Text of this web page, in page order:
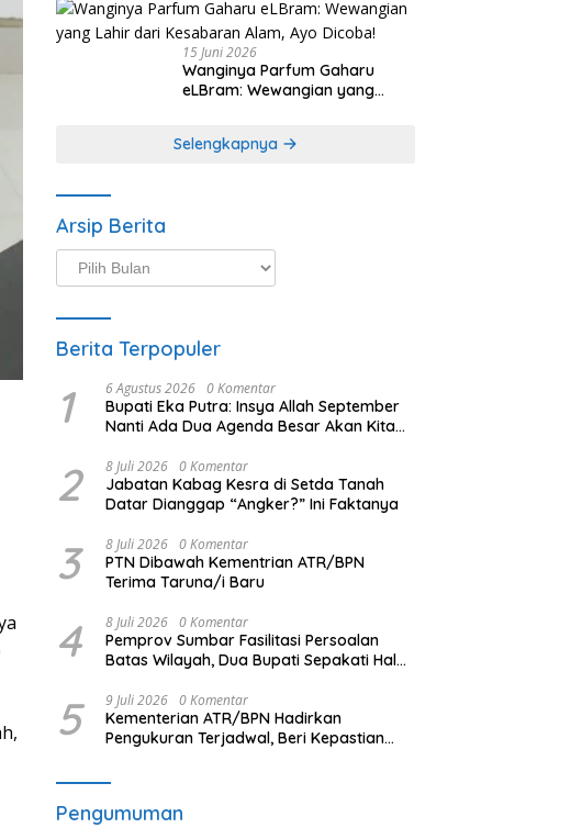
Minangkabau
15 Juni 2026
Wanginya Parfum Gaharu
eLBram: Wewangian yang
Selengkapnya
Arsip Berita
Arsip
Berita
Berita Terpopuler
1 6 Agustus 2026 0 Komentar
Bupati Eka Putra: Insya Allah September
Nanti Ada Dua Agenda Besar Akan Kita
2 8 Juli 2026 0 Komentar
Jabatan Kabag Kesra di Setda Tanah
Datar Dianggap “Angker?” Ini Faktanya
3 8 Juli 2026 0 Komentar
PTN Dibawah Kementrian ATR/BPN
Terima Taruna/i Baru
4 8 Juli 2026 0 Komentar
Pemprov Sumbar Fasilitasi Persoalan
Batas Wilayah, Dua Bupati Sepakati Hal
5 9 Juli 2026 0 Komentar
Kementerian ATR/BPN Hadirkan
Pengukuran Terjadwal, Beri Kepastian
Pengumuman